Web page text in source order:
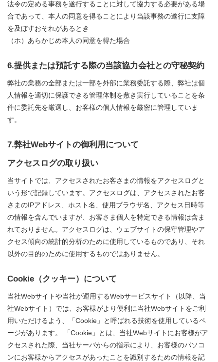
法令の定める事務を遂行することに対して協力する必要がある場
合であって、本人の同意を得ることにより当該事務の遂行に支障
を及ぼすおそれがあるとき
（ホ）あらかじめ本人の同意を得た場合
6.提供または預託する際の当該協力会社との守秘契約
弊社の業務の全部または一部を外部に業務委託する際、弊社は個
人情報を適切に保護できる管理体制を敷き実行していることを条
件に委託先を厳選し、お客様の個人情報を厳密に管理していま
す。
7.弊社Webサイトの御利用について
アクセスログの取り扱い
当サイトでは、アクセスされたお客さまの情報をアクセスログと
いう形で記録しています。アクセスログは、アクセスされたお客
さまのIPアドレス、ホスト名、使用ブラウザ名、アクセス日時等
の情報を含んでいますが、お客さま個人を特定できる情報は含ま
れておりません。アクセスログは、ウェブサイトの保守管理やア
クセス傾向の統計的分析のために使用しているものであり、それ
以外の目的のために使用するものではありません。
Cookie（クッキー）について
当社Webサイトや当社が運用するWebサービスサイト（以降、当
社Webサイト）では、お客様がより便利に当社Webサイトをご利
用いただけるよう、「Cookie」と呼ばれる技術を使用しているペ
ージがあります。 「Cookie」とは、当社Webサイトにお客様がア
クセスされた際、当社サーバからの指示により、お客様のパソコ
ンにお客様からアクセスがあったことを識別するための情報を記